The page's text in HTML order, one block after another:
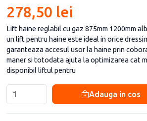
278,50 lei
Lift haine reglabil cu gaz 875mm 1200mm
un lift pentru haine este ideal in orice
garanteaza accesul usor la haine prin
maner si totodata ajuta la optimizarea cat
disponibil liftul pentru
Adauga in cos